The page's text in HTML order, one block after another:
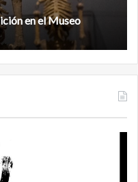
norte de la biosfera de